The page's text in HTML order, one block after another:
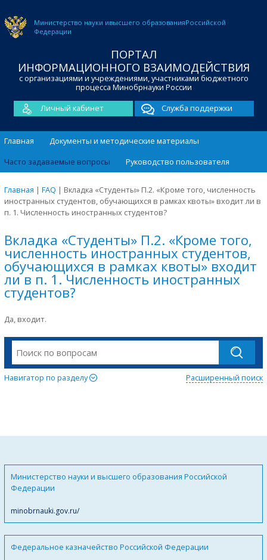
Министерство науки ивысшего образованияРоссийской
Федерации
ПОРТАЛ
ИНФОРМАЦИОННОГО ВЗАИМОДЕЙСТВИЯ
с организациями и учреждениями, участниками бюджетного
процесса Минобрнауки России
Личный кабинет
Служба поддержки
Главная
Документы и методические материалы
Часто задаваемые вопросы
Руководство пользователя
Главная | FAQ | Вкладка «Студенты» П.2. «Кроме того, численность
иностранных студентов, обучающихся в рамках квоты» входит ли в
п. 1. Численность иностранных студентов?
Вкладка «Студенты» П.2. «Кроме того,
численность иностранных студентов,
обучающихся в рамках квоты» входит
ли в п. 1. Численность иностранных
студентов?
Да, входит.
Навигатор по разделу Расширенный поиск
Министерство науки и высшего образования Российской
Федерации
minobrnauki.gov.ru/
Федеральное казначейство Российской Федерации